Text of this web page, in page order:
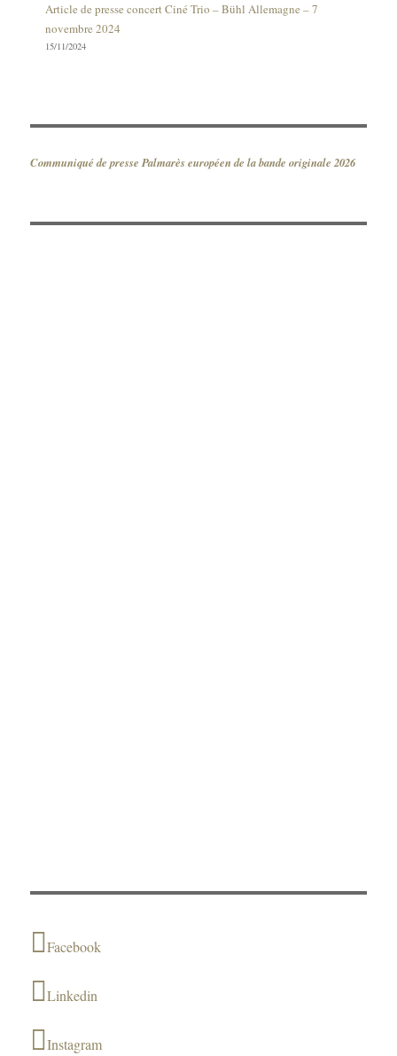
Article de presse concert Ciné Trio – Bühl Allemagne – 7
novembre 2024
15/11/2024
Communiqué de presse Palmarès européen de la bande originale 2026
Facebook
Linkedin
Instagram